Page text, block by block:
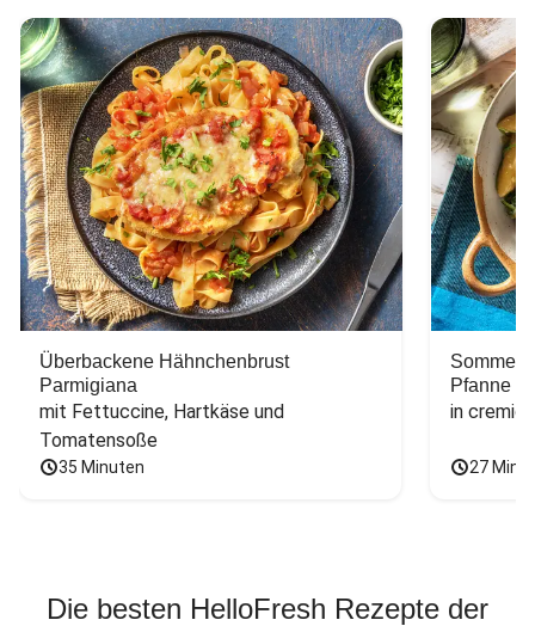
Überbackene Hähnchenbrust
Parmigiana
mit Fettuccine, Hartkäse und
Tomatensoße
35 Minuten
Pfanne
in
27
Die besten HelloFresh Rezepte der